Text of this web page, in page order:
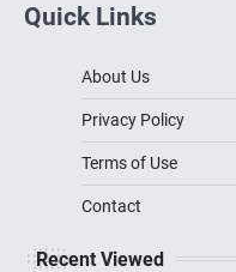
Quick Links
About Us
Privacy Policy
Terms of Use
Contact
Recent Viewed